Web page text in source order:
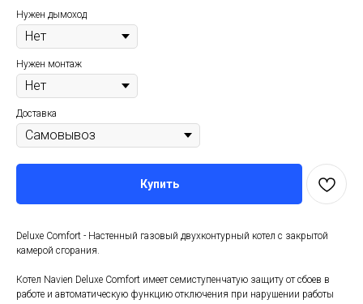
Нужен дымоход
Нужен монтаж
Доставка
Купить
Deluxe Comfort - Настенный газовый двухконтурный котел с закрытой
камерой сгорания.
Котел Navien Deluxe Comfort имеет семиступенчатую защиту от сбоев в
работе и автоматическую функцию отключения при нарушении работы